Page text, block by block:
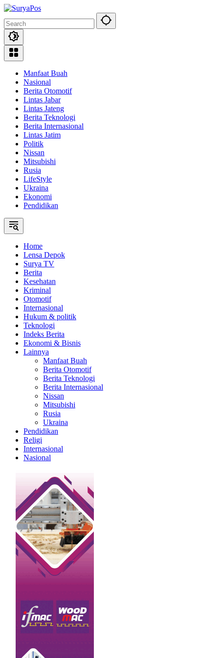
Skip
content
Manfaat Buah
Nasional
Berita Otomotif
Lintas Jabar
Lintas Jateng
Berita Teknologi
Berita Internasional
Lintas Jatim
Politik
Nissan
Mitsubishi
Rusia
LifeStyle
Ukraina
Ekonomi
Pendidikan
Home
Lensa Depok
Surya TV
Berita
Kesehatan
Kriminal
Otomotif
Internasional
Hukum & politik
Teknologi
Indeks Berita
Ekonomi & Bisnis
Lainnya
Manfaat Buah
Berita Otomotif
Berita Teknologi
Berita Internasional
Nissan
Mitsubishi
Rusia
Ukraina
Pendidikan
Religi
Internasional
Nasional